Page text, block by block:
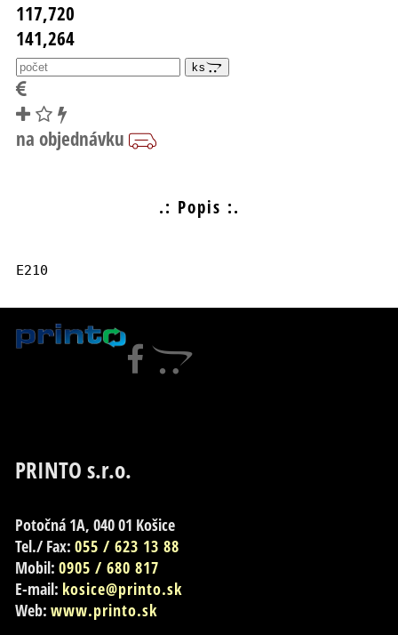
117,720
141,264
ks
.: Popis :.
E210
PRINTO s.r.o.
Potočná 1A, 040 01 Košice
Tel./ Fax:055 / 623 13 88
Mobil:0905 / 680 817
E-mail: kosice@printo.sk
Web:www.printo.sk